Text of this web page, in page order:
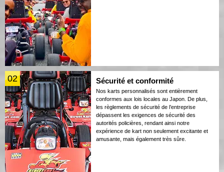
02 Sécurité et conformité
Nos karts personnalisés sont entièrement
conformes aux lois locales au Japon. De plus,
les règlements de sécurité de l’entreprise
dépassent les exigences de sécurité des
autorités policières, rendant ainsi notre
expérience de kart non seulement excitante et
amusante, mais également très sûre.